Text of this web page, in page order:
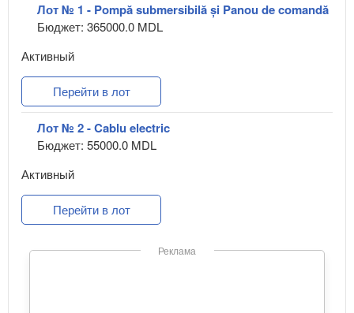
Лот № 1 - Pompă submersibilă și Panou de comandă
Бюджет: 365000.0 MDL
Активный
Перейти в лот
Лот № 2 - Cablu electric
Бюджет: 55000.0 MDL
Активный
Перейти в лот
Реклама